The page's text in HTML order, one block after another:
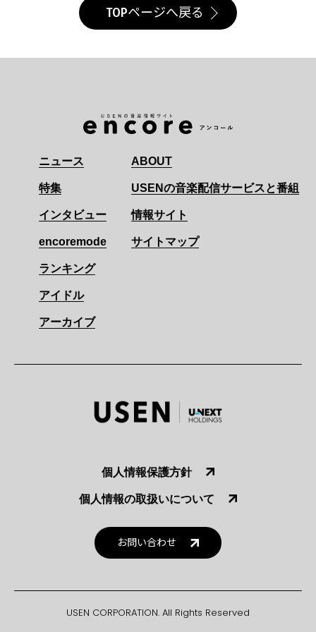
TOPページへ戻る
ニュース
特集
インタビュー
encoremode
ランキング
アイドル
アーカイブ
ABOUT
USENの音楽配信サービスと番組
情報サイト
サイトマップ
個人情報保護方針
個人情報の取扱いについて
お問い合わせ
USEN CORPORATION. All Rights Reserved